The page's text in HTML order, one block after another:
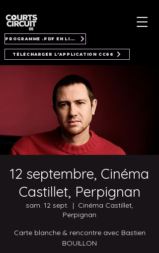
PROGRAMME .PDF EN LIGNE
TÉLÉCHARGER L'APPLICATION CC66
12 septembre, Cinéma
Castillet, Perpignan
sam. 12 sept.
  |
Cinéma Castillet,
Perpignan
Carte blanche & rencontre avec Bastien
BOUILLON